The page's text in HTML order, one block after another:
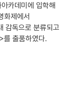
카데미에 입학해
화제에서
감독으로 분류되고
를 출품하였다.